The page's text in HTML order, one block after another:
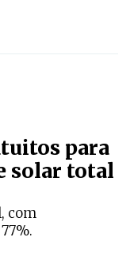
para
solar total
com